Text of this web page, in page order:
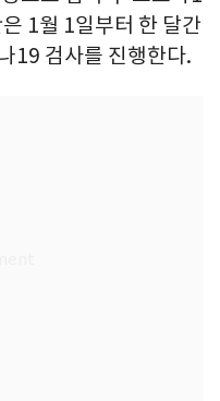
1월 1일부터 한 달간
19 검사를 진행한다.